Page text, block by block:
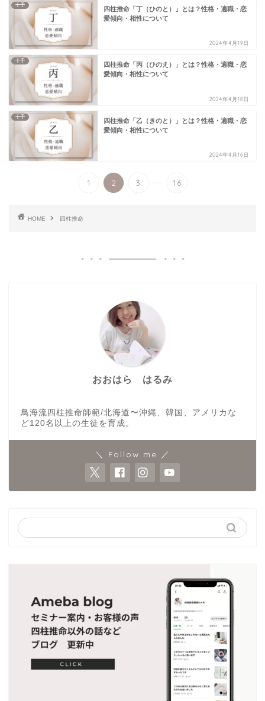
十干
四柱推命「丁（ひのと）」とは？性格・適職・恋
愛傾向・相性について
2024年4月19日
十干
四柱推命「丙（ひのえ）」とは？性格・適職・恋
愛傾向・相性について
2024年4月18日
十干
四柱推命「乙（きのと）」とは？性格・適職・恋
愛傾向・相性について
2024年4月16日
1 2 3 ... 16
HOME 四柱推命
おおはら はるみ
鳥海流四柱推命師範/北海道〜沖縄、韓国、アメリカな
ど120名以上の生徒を育成。
＼ Follow me ／